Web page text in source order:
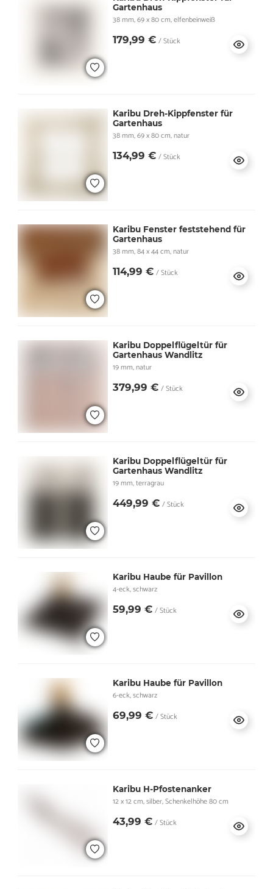
Gartenhaus
38 mm, 69 x 80 cm, elfenbeinweiß
179,99 € / Stück
Karibu Dreh-Kippfenster für
Gartenhaus
38 mm, 69 x 80 cm, natur
134,99 € / Stück
Karibu Fenster feststehend für
Gartenhaus
38 mm, 84 x 44 cm, natur
114,99 € / Stück
Karibu Doppelflügeltür für
Gartenhaus Wandlitz
19 mm, natur
379,99 € / Stück
Karibu Doppelflügeltür für
Gartenhaus Wandlitz
19 mm, terragrau
449,99 € / Stück
Karibu Haube für Pavillon
4-eck, schwarz
59,99 € / Stück
Karibu Haube für Pavillon
6-eck, schwarz
69,99 € / Stück
Karibu H-Pfostenanker
12 x 12 cm, silber, Schenkelhöhe 80 cm
43,99 € / Stück